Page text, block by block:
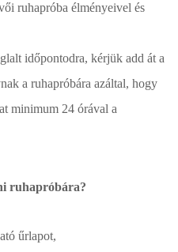
ruhapróba élményeivel és
időpontodra, kérjük add át a
a ruhapróbára azáltal, hogy
minimum 24 órával a
ruhapróbára?
űrlapot,